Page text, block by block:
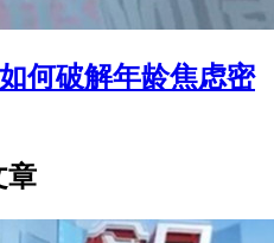
何破解年龄焦虑密
章